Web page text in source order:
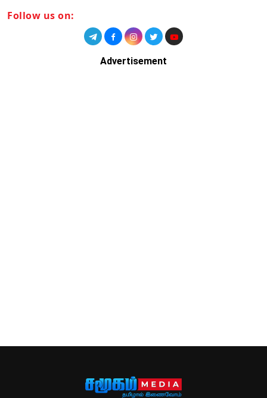
Follow us on:
Advertisement